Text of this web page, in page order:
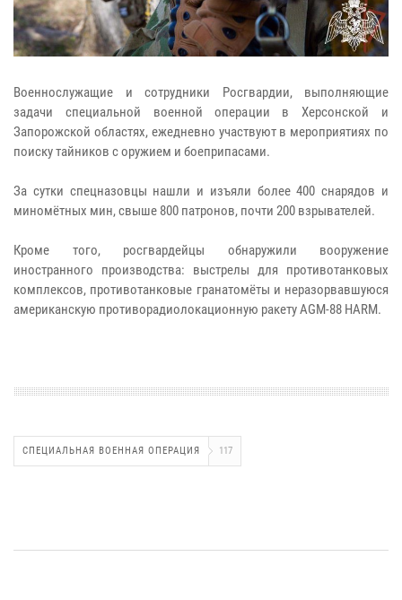
Военнослужащие и сотрудники Росгвардии, выполняющие
задачи специальной военной операции в Херсонской и
Запорожской областях, ежедневно участвуют в мероприятиях по
поиску тайников с оружием и боеприпасами.
За сутки спецназовцы нашли и изъяли более 400 снарядов и
миномётных мин, свыше 800 патронов, почти 200 взрывателей.
Кроме того, росгвардейцы обнаружили вооружение
иностранного производства: выстрелы для противотанковых
комплексов, противотанковые гранатомёты и неразорвавшуюся
американскую противорадиолокационную ракету AGM-88 HARM.
СПЕЦИАЛЬНАЯ ВОЕННАЯ ОПЕРАЦИЯ 117